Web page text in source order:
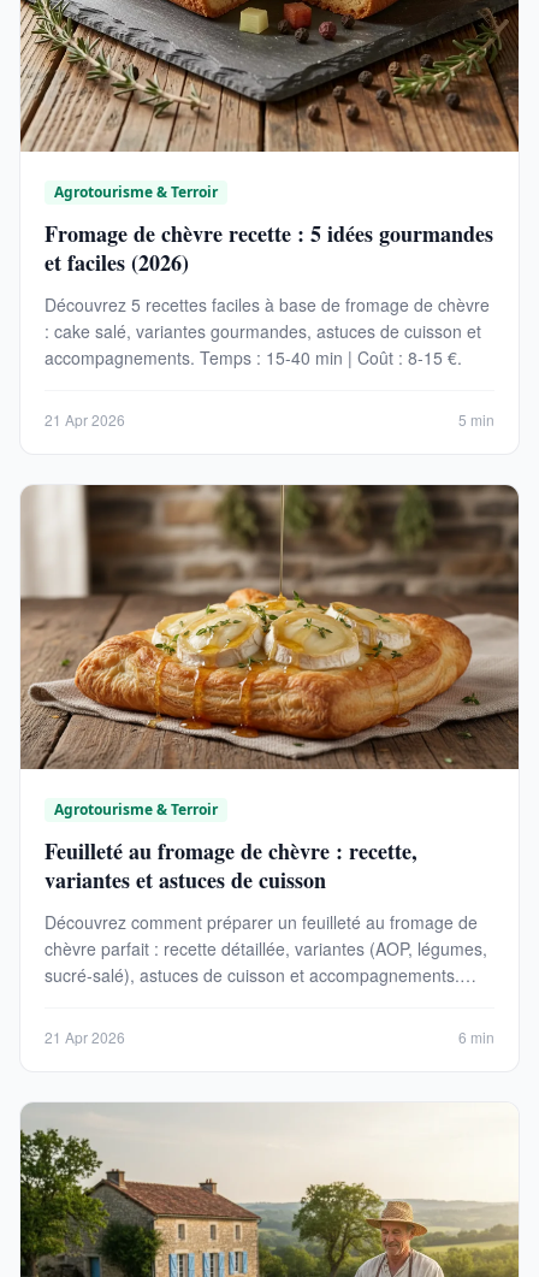
Agrotourisme & Terroir
Fromage de chèvre recette : 5 idées gourmandes
et faciles (2026)
Découvrez 5 recettes faciles à base de fromage de chèvre
: cake salé, variantes gourmandes, astuces de cuisson et
accompagnements. Temps : 15-40 min | Coût : 8-15 €.
21 Apr 2026 5 min
Agrotourisme & Terroir
Feuilleté au fromage de chèvre : recette,
variantes et astuces de cuisson
Découvrez comment préparer un feuilleté au fromage de
chèvre parfait : recette détaillée, variantes (AOP, légumes,
sucré-salé), astuces de cuisson et accompagnements.
21 Apr 2026 6 min